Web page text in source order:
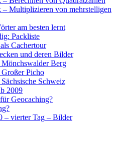
– Multiplizieren von mehrstelligen
am besten lernt
Packliste
Cachertour
und deren Bilder
Berg
Picho
Schweiz
2009
Geocaching?
– vierter Tag – Bilder